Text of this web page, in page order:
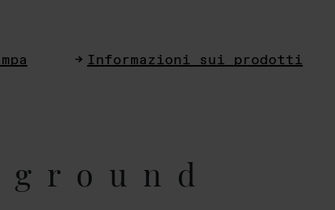
Informazioni sui prodotti